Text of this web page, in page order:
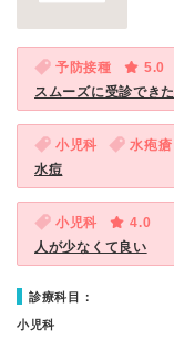
予防接種
5.0
スムーズに受診できた
小児科 水疱瘡
水痘
小児科
4.0
人が少なくて良い
診療科目：
小児科